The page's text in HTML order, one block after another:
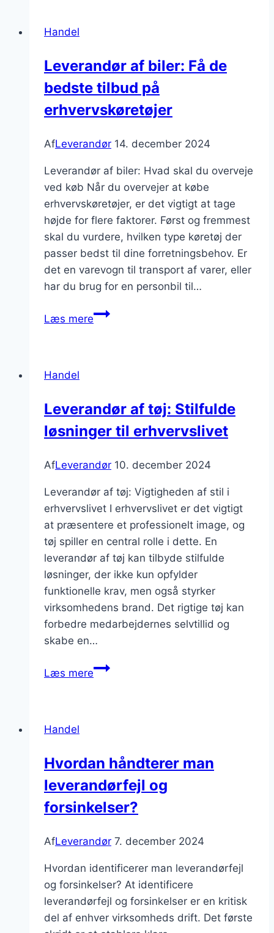
at
sikre
ansvarlig
indkøbspolitik?
Handel
Leverandør af biler: Få de
bedste tilbud på
erhvervskøretøjer
AfLeverandør 14. december 2024
Leverandør af biler: Hvad skal du overveje
ved køb Når du overvejer at købe
erhvervskøretøjer, er det vigtigt at tage
højde for flere faktorer. Først og fremmest
skal du vurdere, hvilken type køretøj der
passer bedst til dine forretningsbehov. Er
det en varevogn til transport af varer, eller
har du brug for en personbil til…
Læs mereLeverandør
tilbud
på
Handel
Leverandør af tøj: Stilfulde
løsninger til erhvervslivet
AfLeverandør 10. december 2024
Leverandør af tøj: Vigtigheden af stil i
erhvervslivet I erhvervslivet er det vigtigt
at præsentere et professionelt image, og
tøj spiller en central rolle i dette. En
leverandør af tøj kan tilbyde stilfulde
løsninger, der ikke kun opfylder
funktionelle krav, men også styrker
virksomhedens brand. Det rigtige tøj kan
forbedre medarbejdernes selvtillid og
skabe en…
Læs mereLeverandør
erhvervslivet
Handel
Hvordan håndterer man
leverandørfejl og
forsinkelser?
AfLeverandør 7. december 2024
Hvordan identificerer man leverandørfejl
og forsinkelser? At identificere
leverandørfejl og forsinkelser er en kritisk
del af enhver virksomheds drift. Det første